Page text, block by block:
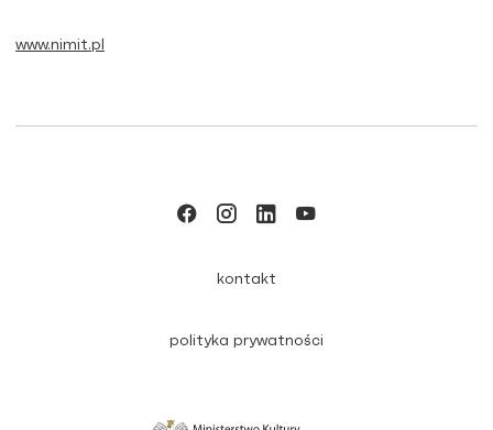
www.nimit.pl
kontakt
polityka prywatności